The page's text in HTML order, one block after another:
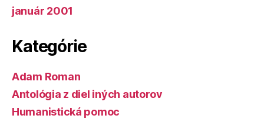
január 2001
Kategórie
Adam Roman
Antológia z diel iných autorov
Humanistická pomoc